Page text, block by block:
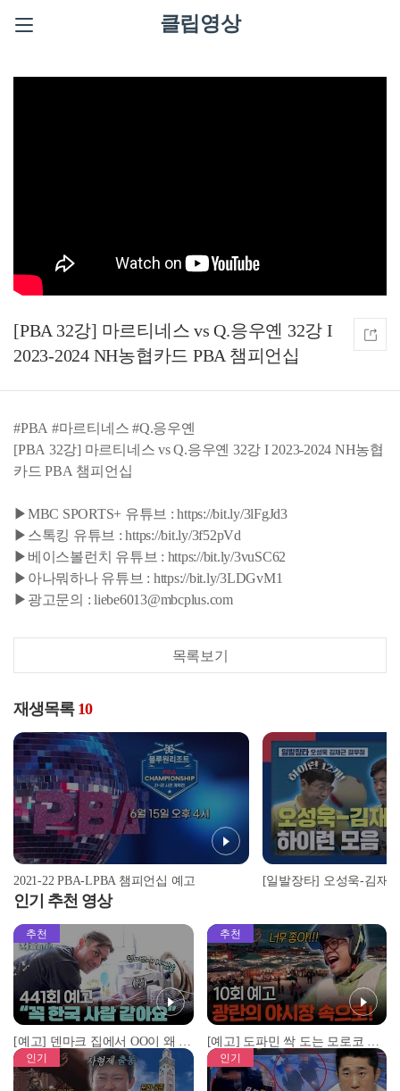
클립영상
[PBA 32강] 마르티네스 vs Q.응우옌 32강 I
2023-2024 NH농협카드 PBA 챔피언십
#PBA #마르티네스 #Q.응우옌
[PBA 32강] 마르티네스 vs Q.응우옌 32강 I 2023-2024 NH농협
카드 PBA 챔피언십
▶MBC SPORTS+ 유튜브 : https://bit.ly/3lFgJd3
▶스톡킹 유튜브 : https://bit.ly/3f52pVd
▶베이스볼런치 유튜브 : https://bit.ly/3vuSC62
▶아나뭐하나 유튜브 : https://bit.ly/3LDGvM1
▶광고문의 : liebe6013@mbcplus.com
목록보기
재생목록 10
2021-22 PBA-LPBA 챔피언십 예고
인기 추천 영상
추천
[예고] 덴마크 집에서 OO이 왜 나와...? 이상할 정도로 한국을 사랑하는 우리 형을 제보합니다!
추천
[예고] 도파민 싹 도는 모로코 야시장 투어!
인기 인기